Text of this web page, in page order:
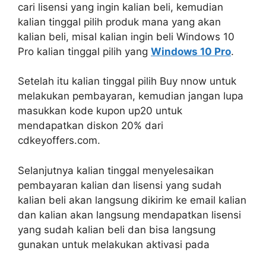
cari lisensi yang ingin kalian beli, kemudian
kalian tinggal pilih produk mana yang akan
kalian beli, misal kalian ingin beli Windows 10
Pro kalian tinggal pilih yang Windows 10 Pro.
Setelah itu kalian tinggal pilih Buy nnow untuk
melakukan pembayaran, kemudian jangan lupa
masukkan kode kupon up20 untuk
mendapatkan diskon 20% dari
cdkeyoffers.com.
Selanjutnya kalian tinggal menyelesaikan
pembayaran kalian dan lisensi yang sudah
kalian beli akan langsung dikirim ke email kalian
dan kalian akan langsung mendapatkan lisensi
yang sudah kalian beli dan bisa langsung
gunakan untuk melakukan aktivasi pada